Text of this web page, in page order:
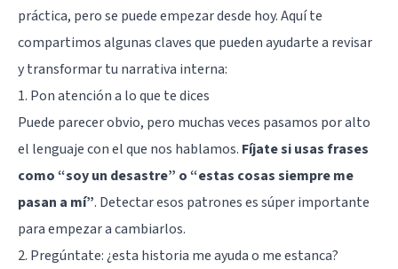
práctica, pero se puede empezar desde hoy. Aquí te
compartimos algunas claves que pueden ayudarte a revisar
y transformar tu narrativa interna:
1. Pon atención a lo que te dices
Puede parecer obvio, pero muchas veces pasamos por alto
el lenguaje con el que nos hablamos. Fíjate si usas frases
como “soy un desastre” o “estas cosas siempre me
pasan a mí”. Detectar esos patrones es súper importante
para empezar a cambiarlos.
2. Pregúntate: ¿esta historia me ayuda o me estanca?